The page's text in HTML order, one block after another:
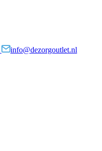
info@dezorgoutlet.nl